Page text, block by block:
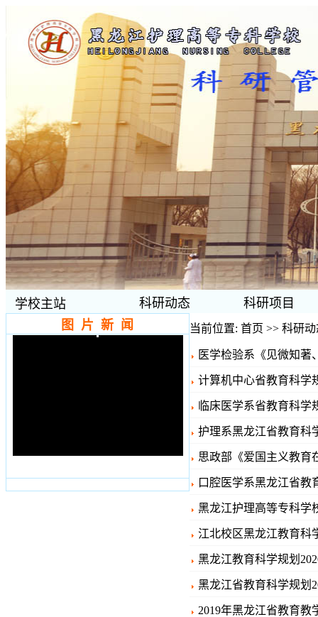
学校主站 科研动态
科研项目
图 片 新 闻
当前位置: 首页 >> 科研动
医学检验系《见微知
计算机中心省教育科学
临床医学系省教育科学
护理系黑龙江省教育科
思政部《爱国主义教育
口腔医学系黑龙江省教
黑龙江护理高等专科学
江北校区黑龙江教育科
黑龙江教育科学规划
黑龙江省教育科学规划
2019年黑龙江省教育